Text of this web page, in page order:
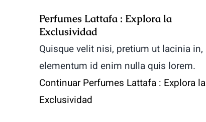
Perfumes Lattafa : Explora la
Exclusividad
Quisque velit nisi, pretium ut lacinia in,
elementum id enim nulla quis lorem.
ContinuarPerfumes Lattafa : Explora la
Exclusividad